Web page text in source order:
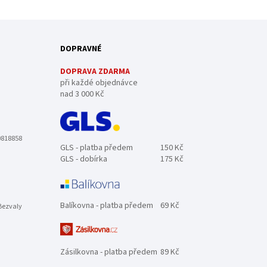
DOPRAVNÉ
DOPRAVA ZDARMA
při každé objednávce
nad 3 000 Kč
GLS - platba předem
150 Kč
GLS - dobírka
175 Kč
Balíkovna - platba předem 69 Kč
Zásilkovna - platba předem 89 Kč